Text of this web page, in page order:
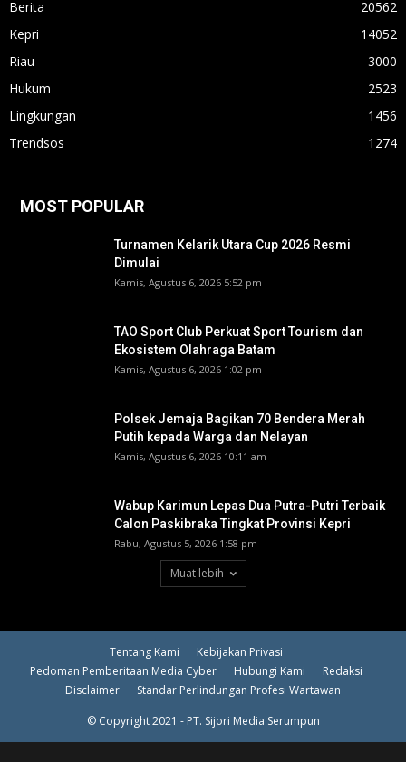
Berita
20562
Kepri
14052
Riau
3000
Hukum
2523
Lingkungan
1456
Trendsos
1274
MOST POPULAR
Turnamen Kelarik Utara Cup 2026 Resmi
Dimulai
Kamis, Agustus 6, 2026 5:52 pm
TAO Sport Club Perkuat Sport Tourism dan
Ekosistem Olahraga Batam
Kamis, Agustus 6, 2026 1:02 pm
Polsek Jemaja Bagikan 70 Bendera Merah
Putih kepada Warga dan Nelayan
Kamis, Agustus 6, 2026 10:11 am
Wabup Karimun Lepas Dua Putra-Putri Terbaik
Calon Paskibraka Tingkat Provinsi Kepri
Rabu, Agustus 5, 2026 1:58 pm
Muat lebih
Tentang Kami
Kebijakan Privasi
Pedoman Pemberitaan Media Cyber
Hubungi Kami
Redaksi
Disclaimer
Standar Perlindungan Profesi Wartawan
© Copyright 2021 - PT. Sijori Media Serumpun